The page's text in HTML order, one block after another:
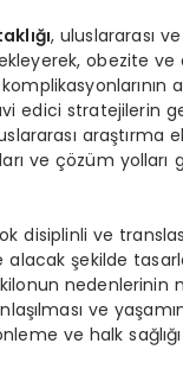
, uluslararası
obezite ve
edici stratejilerin
araştırma
ve çözüm yolları
disiplinli ve
alacak şekilde
kilonun nedenlerinin
ve
ve halk